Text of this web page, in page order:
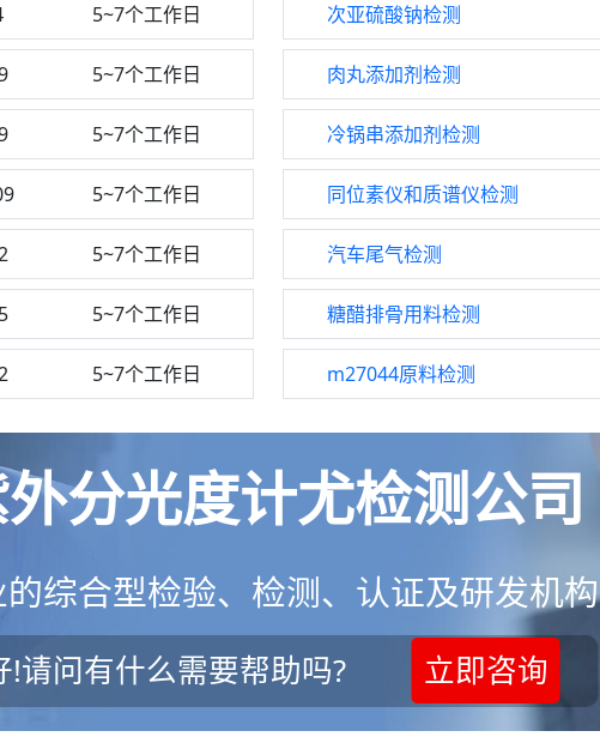
5~7个工作日 次亚硫酸钠检测
5~7个工作日 肉丸添加剂检测
5~7个工作日 冷锅串添加剂检测
5~7个工作日 同位素仪和质谱仪检测
5~7个工作日 汽车尾气检测
5~7个工作日 糖醋排骨用料检测
5~7个工作日 m27044原料检测
分光度计尤检测公司
综合型检验、检测、认证及研发机构
!请问有什么需要帮助吗? 立即咨询